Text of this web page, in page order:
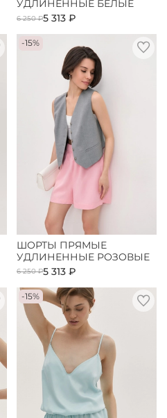
УДЛИНЕННЫЕ БЕЛЫЕ
6 250 ₽5 313 ₽
-15%
ШОРТЫ ПРЯМЫЕ
УДЛИНЕННЫЕ РОЗОВЫЕ
6 250 ₽5 313 ₽
-15%